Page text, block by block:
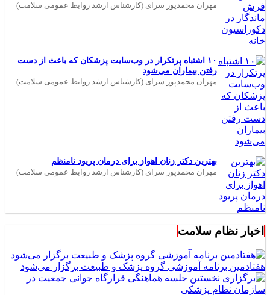
مهران محمدپور سرای (کارشناس ارشد روابط عمومی سلامت)
۱۰ اشتباه پرتکرار در وب‌سایت پزشکان که باعث از دست
رفتن بیماران می‌شود
مهران محمدپور سرای (کارشناس ارشد روابط عمومی سلامت)
بهترین دکتر زنان اهواز برای درمان پریود نامنظم
مهران محمدپور سرای (کارشناس ارشد روابط عمومی سلامت)
اخبار نظام سلامت
هفتادمین برنامه آموزشی گروه پزشک و طبیعت برگزار می‌شود